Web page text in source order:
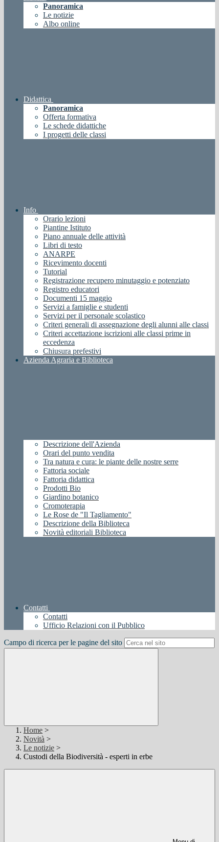
Panoramica
Le notizie
Albo online
Didattica
Panoramica
Offerta formativa
Le schede didattiche
I progetti delle classi
Info
Orario lezioni
Piantine Istituto
Piano annuale delle attività
Libri di testo
ANARPE
Ricevimento docenti
Tutorial
Registrazione recupero minutaggio e potenziato
Registro educatori
Documenti 15 maggio
Servizi a famiglie e studenti
Servizi per il personale scolastico
Criteri generali di assegnazione degli alunni alle classi
Criteri accettazione iscrizioni alle classi prime in
eccedenza
Chiusura prefestivi
Azienda Agraria e Biblioteca
Descrizione dell'Azienda
Orari del punto vendita
Tra natura e cura: le piante delle nostre serre
Fattoria sociale
Fattoria didattica
Prodotti Bio
Giardino botanico
Cromoterapia
Le Rose de "Il Tagliamento"
Descrizione della Biblioteca
Novità editoriali Biblioteca
Contatti
Contatti
Ufficio Relazioni con il Pubblico
Campo di ricerca per le pagine del sito
Home >
Novità >
Le notizie >
Custodi della Biodiversità - esperti in erbe